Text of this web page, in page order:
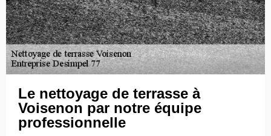
Le nettoyage de terrasse à
Voisenon par notre équipe
professionnelle